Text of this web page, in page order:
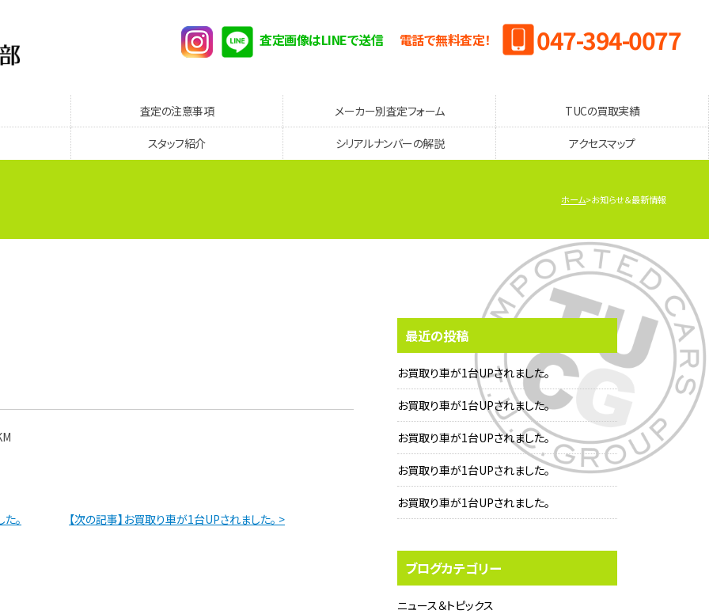
電話で無料査定！ 047-394-0077
査定画像はLINEで送信
査定の注意事項 メーカー別査定フォーム TUCの買取実績
スタッフ紹介 シリアルナンバーの解説 アクセスマップ
ホーム お知らせ＆最新情報
。 【次の記事】お買取り車が1台UPされました。 >
最近の投稿
お買取り車が1台UPされました。
お買取り車が1台UPされました。
お買取り車が1台UPされました。
お買取り車が1台UPされました。
お買取り車が1台UPされました。
ブログカテゴリー
ニュース＆トピックス